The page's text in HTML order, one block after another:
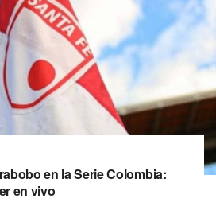
en la Serie Colombia:
en vivo